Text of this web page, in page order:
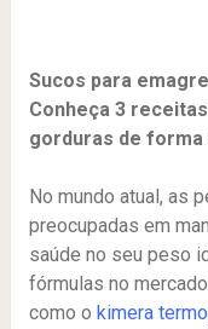
Sucos para
Conheça 3
gorduras de
No mundo atual, as
preocupadas em
saúde no seu peso
fórmulas no
como o kimera